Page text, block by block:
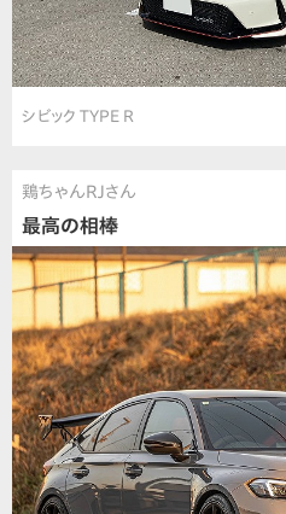
シビック TYPE R
鶏ちゃんRJさん
最高の相棒